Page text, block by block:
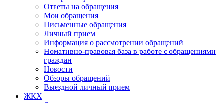
Ответы на обращения
Мои обращения
Письменные обращения
Личный прием
Информация о рассмотрении обращений
Номативно-правовая база в работе с обращениями
граждан
Новости
Обзоры обращений
Выездной личный прием
ЖКХ